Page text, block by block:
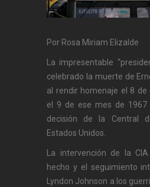
Por Rosa Miriam Elizalde
La impresentable
celebrado la muerte de
al rendir homenaje el 8 de
el 9 de ese mes de 1967
decisión de la Central
Estados Unidos.
La intervención de la
hecho y el seguimiento
Lyndon Johnson a los